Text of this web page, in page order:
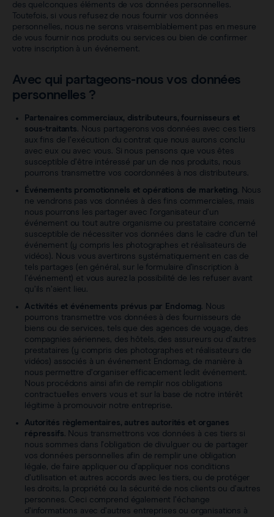
des quelconques éléments de vos données personnelles.
Toutefois, si vous refusez de nous fournir vos données
personnelles, nous ne serons vraisemblablement pas en mesure
de vous fournir nos produits ou services ou bien de confirmer
votre inscription à un événement.
Avec qui partageons-nous vos données
personnelles ?
Partenaires commerciaux, distributeurs, fournisseurs et
sous-traitants. Nous partagerons vos données avec ces tiers
aux fins de l’exécution du contrat que nous aurons conclu
avec eux ou avec vous. Si nous pensons que vous êtes
susceptible d’être intéressé par un de nos produits, nous
pourrons transmettre vos coordonnées à nos distributeurs.
Événements promotionnels et opérations de marketing. Nous
ne vendrons pas vos données à des fins commerciales, mais
nous pourrons les partager avec l’organisateur d’un
événement ou tout autre organisme ou prestataire concerné
susceptible de nécessiter vos données dans le cadre d’un tel
événement (y compris les photographes et réalisateurs de
vidéos). Nous vous avertirons systématiquement en cas de
tels partages (en général, sur le formulaire d’inscription à
l’événement) et vous aurez la possibilité de les refuser avant
qu’ils n’aient lieu.
Activités et événements prévus par Endomag. Nous
pourrons transmettre vos données à des fournisseurs de
biens ou de services, tels que des agences de voyage, des
compagnies aériennes, des hôtels, des assureurs ou d’autres
prestataires (y compris des photographes et réalisateurs de
vidéos) associés à un événement Endomag, de manière à
nous permettre d’organiser efficacement ledit événement.
Nous procédons ainsi afin de remplir nos obligations
contractuelles envers vous et sur la base de notre intérêt
légitime à promouvoir notre entreprise.
Autorités règlementaires, autres autorités et organes
répressifs. Nous transmettrons vos données à ces tiers si
nous sommes dans l’obligation de divulguer ou de partager
vos données personnelles afin de remplir une obligation
légale, de faire appliquer ou d’appliquer nos conditions
d’utilisation et autres accords avec les tiers, ou de protéger
les droits, la propriété ou la sécurité de nos clients ou d’autres
personnes. Ceci comprend également l’échange
d’informations avec d’autres entreprises ou organisations à